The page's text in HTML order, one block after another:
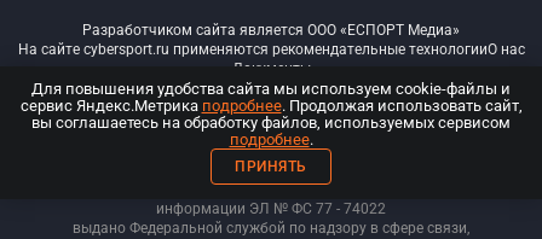
Разработчиком сайта является ООО «ЕСПОРТ Медиа»
На сайте cybersport.ru применяются рекомендательные технологииО нас
Документы
© ООО «Киберспорт.ру» — Все права защищены
18+
ООО «Киберспорт.ру». Свидетельство о регистрации средств массовой
информации ЭЛ № ФС 77 - 74022
выдано Федеральной службой по надзору в сфере связи,
Для повышения удобства сайта мы используем cookie-файлы и
сервис Яндекс.Метрика подробнее. Продолжая использовать сайт,
вы соглашаетесь на обработку файлов, используемых сервисом
подробнее.
ПРИНЯТЬ